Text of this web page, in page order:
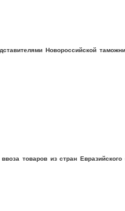
Новороссийской
товаров из стран